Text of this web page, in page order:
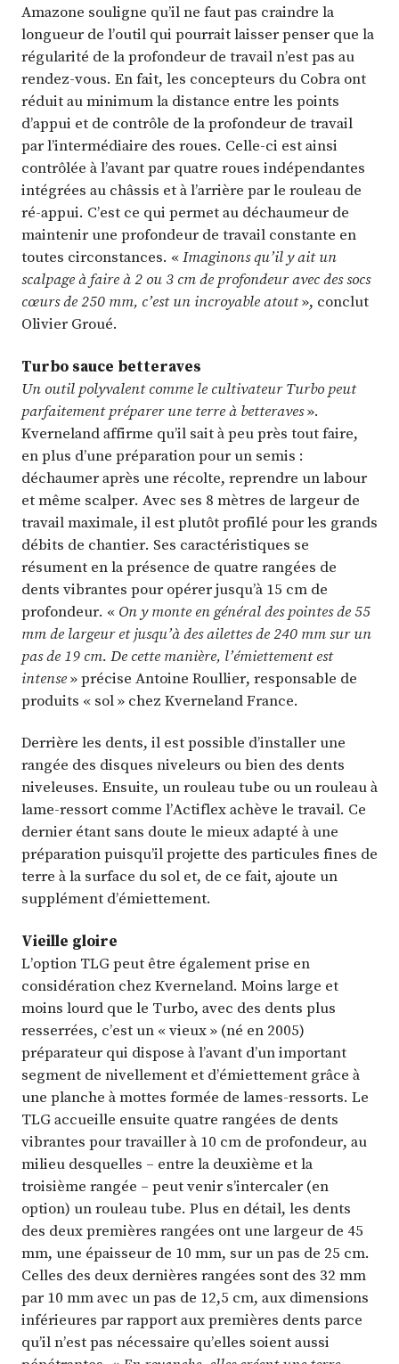
Amazone souligne qu’il ne faut pas craindre la
longueur de l’outil qui pourrait laisser penser que la
régularité de la profondeur de travail n’est pas au
rendez-vous. En fait, les concepteurs du Cobra ont
réduit au minimum la distance entre les points
d’appui et de contrôle de la profondeur de travail
par l’intermédiaire des roues. Celle-ci est ainsi
contrôlée à l’avant par quatre roues indépendantes
intégrées au châssis et à l’arrière par le rouleau de
ré-appui. C’est ce qui permet au déchaumeur de
maintenir une profondeur de travail constante en
toutes circonstances. «Imaginons qu’il y ait un
scalpage à faire à 2 ou 3 cm de profondeur avec des socs
cœurs de 250 mm, c’est un incroyable atout», conclut
Olivier Groué.
Turbo sauce betteraves
Un outil polyvalent comme le cultivateur Turbo peut
parfaitement préparer une terre à betteraves».
Kverneland affirme qu’il sait à peu près tout faire,
en plus d’une préparation pour un semis :
déchaumer après une récolte, reprendre un labour
et même scalper. Avec ses 8 mètres de largeur de
travail maximale, il est plutôt profilé pour les grands
débits de chantier. Ses caractéristiques se
résument en la présence de quatre rangées de
dents vibrantes pour opérer jusqu’à 15 cm de
profondeur. « On y monte en général des pointes de 55
mm de largeur et jusqu’à des ailettes de 240 mm sur un
pas de 19 cm. De cette manière, l’émiettement est
intense» précise Antoine Roullier, responsable de
produits « sol » chez Kverneland France.
Derrière les dents, il est possible d’installer une
rangée des disques niveleurs ou bien des dents
niveleuses. Ensuite, un rouleau tube ou un rouleau à
lame-ressort comme l’Actiflex achève le travail. Ce
dernier étant sans doute le mieux adapté à une
préparation puisqu’il projette des particules fines de
terre à la surface du sol et, de ce fait, ajoute un
supplément d’émiettement.
Vieille gloire
L’option TLG peut être également prise en
considération chez Kverneland. Moins large et
moins lourd que le Turbo, avec des dents plus
resserrées, c’est un « vieux » (né en 2005)
préparateur qui dispose à l’avant d’un important
segment de nivellement et d’émiettement grâce à
une planche à mottes formée de lames-ressorts. Le
TLG accueille ensuite quatre rangées de dents
vibrantes pour travailler à 10 cm de profondeur, au
milieu desquelles – entre la deuxième et la
troisième rangée – peut venir s’intercaler (en
option) un rouleau tube. Plus en détail, les dents
des deux premières rangées ont une largeur de 45
mm, une épaisseur de 10 mm, sur un pas de 25 cm.
Celles des deux dernières rangées sont des 32 mm
par 10 mm avec un pas de 12,5 cm, aux dimensions
inférieures par rapport aux premières dents parce
qu’il n’est pas nécessaire qu’elles soient aussi